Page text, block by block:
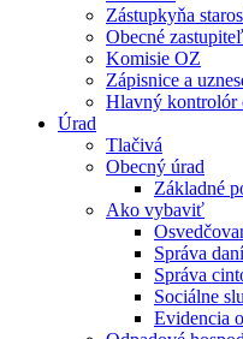
Zástupkyňa
Obecné
Komisie OZ
Zápisnice a
Hlavný kontrolór
Úrad
Tlačivá
Obecný úrad
Základné
Ako vybaviť
Správa
Správa
Sociálne
Evidencia